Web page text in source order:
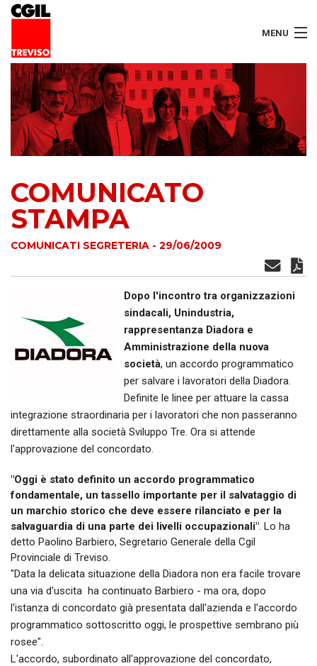
MENU
LAVORATORI
PENSIONATI
SERVIZI
SEGRETERIA
SEDI
CONTATTI
COMUNICATO
STAMPA
COMUNICATI SEGRETERIA - 29/06/2009
Dopo l'incontro tra organizzazioni
sindacali, Unindustria,
rappresentanza Diadora e
Amministrazione della nuova
società, un accordo programmatico
per salvare i lavoratori della Diadora.
Definite le linee per attuare la cassa
integrazione straordinaria per i lavoratori che non passeranno
direttamente alla società Sviluppo Tre. Ora si attende
l'approvazione del concordato.
"Oggi è stato definito un accordo programmatico
fondamentale, un tassello importante per il salvataggio di
un marchio storico che deve essere rilanciato e per la
salvaguardia di una parte dei livelli occupazionali". Lo ha
detto Paolino Barbiero, Segretario Generale della Cgil
Provinciale di Treviso.
"Data la delicata situazione della Diadora non era facile trovare
una via d'uscita  ha continuato Barbiero - ma ora, dopo
l'istanza di concordato già presentata dall'azienda e l'accordo
programmatico sottoscritto oggi, le prospettive sembrano più
rosee".
L'accordo, subordinato all'approvazione del concordato,